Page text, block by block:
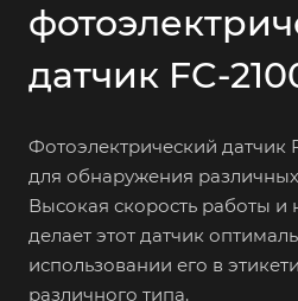
датчик FC-
Фотоэлектрический датчик
для обнаружения
Высокая скорость работы и
делает этот датчик
использовании его в
различного типа.